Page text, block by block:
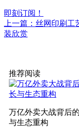
即刻订阅！
上一篇：丝网印刷
装欣赏
推荐阅读
万亿外卖大战背后
与生态重构